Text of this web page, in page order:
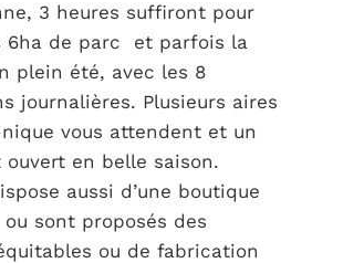
3 heures suffiront pour
6ha de parc et parfois la
plein été, avec les 8
journalières. Plusieurs aires
vous attendent et un
ouvert en belle saison.
aussi d’une boutique
ou sont proposés des
ou de fabrication